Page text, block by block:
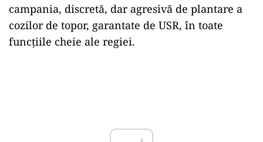
campania, discretă, dar agresivă de plantare a
cozilor de topor, garantate de USR, în toate
funcțiile cheie ale regiei.